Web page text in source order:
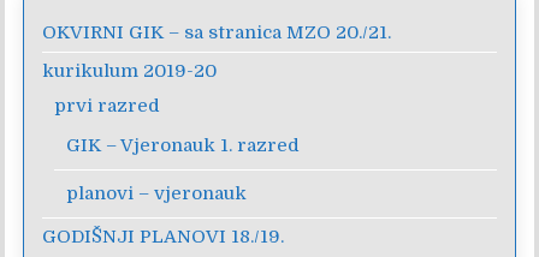
OKVIRNI GIK – sa stranica MZO 20./21.
kurikulum 2019-20
prvi razred
GIK – Vjeronauk 1. razred
planovi – vjeronauk
GODIŠNJI PLANOVI 18./19.